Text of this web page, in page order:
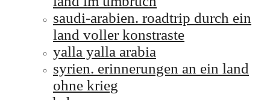
saudi-arabien. roadtrip durch ein
land voller konstraste
yalla yalla arabia
syrien. erinnerungen an ein land
ohne krieg